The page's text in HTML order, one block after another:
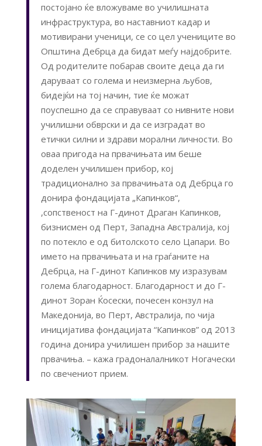
постојано ќе вложуваме во училишната
инфраструктура, во наставниот кадар и
мотивирани ученици, се со цел учениците во
Општина Дебрца да бидат меѓу најдобрите.
Од родителите побарав своите деца да ги
даруваат со голема и неизмерна љубов,
бидејќи на тој начин, тие ќе можат
поуспешно да се справуваат со нивните нови
училишни обврски и да се изградат во
етички силни и здрави морални личности. Во
оваа пригода на првачињата им беше
доделен училишен прибор, кој
традиционално за првачињата од Дебрца го
донира фондацијата „Капинков“,
,сопственост на Г-динот Драган Капинков,
бизнисмен од Перт, Западна Австралија, кој
по потекло е од битолското село Цапари. Во
името на првачињата и на граѓаните на
Дебрца, на Г-динот Капинков му изразувам
голема благодарност. Благодарност и до Г-
динот Зоран Ќосески, почесен конзул на
Македонија, во Перт, Австралија, по чија
иницијатива фондацијата “Капинков” од 2013
година донира училишен прибор за нашите
првачиња. – кажа градоналалникот Ногачески
по свечениот прием.